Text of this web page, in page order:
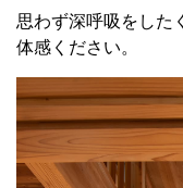
思わず深呼吸をした
体感ください。